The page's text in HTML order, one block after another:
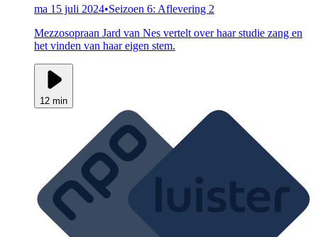
ma 15 juli 2024•Seizoen 6: Aflevering 2
Mezzosopraan Jard van Nes vertelt over haar studie zang en
het vinden van haar eigen stem.
12 min